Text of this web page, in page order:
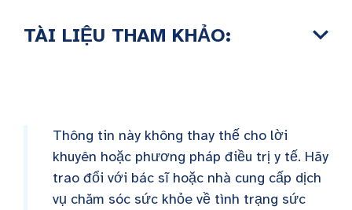
TÀI LIỆU THAM KHẢO:
Thông tin này không thay thế cho lời
khuyên hoặc phương pháp điều trị y tế. Hãy
trao đổi với bác sĩ hoặc nhà cung cấp dịch
vụ chăm sóc sức khỏe về tình trạng sức